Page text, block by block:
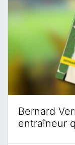
Bernard
entraîneur